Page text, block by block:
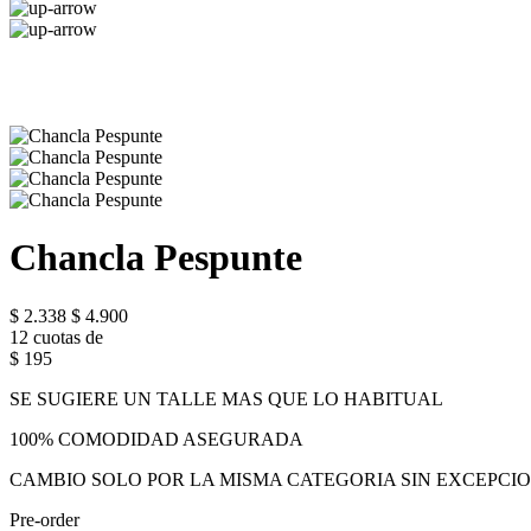
Chancla Pespunte
$ 2.338 $ 4.900
12 cuotas de
$ 195
SE SUGIERE UN TALLE MAS QUE LO HABITUAL
100% COMODIDAD ASEGURADA
CAMBIO SOLO POR LA MISMA CATEGORIA SIN
Pre-order